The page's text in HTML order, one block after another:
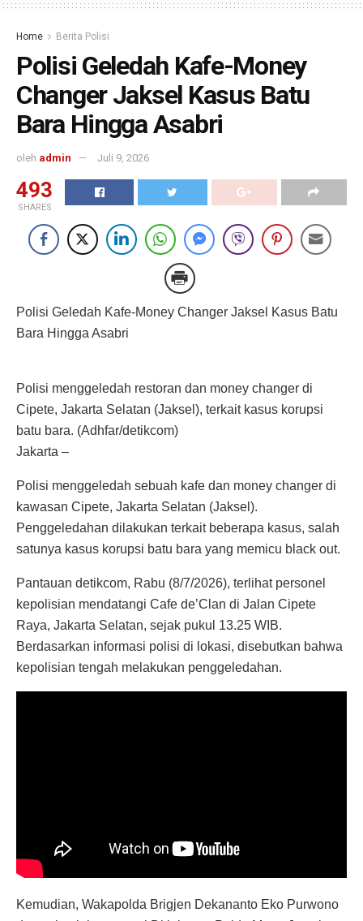
Home Berita Polisi
Polisi Geledah Kafe-Money
Changer Jaksel Kasus Batu
Bara Hingga Asabri
oleh admin Juli 9, 2026
493
SHARES
Polisi Geledah Kafe-Money Changer Jaksel Kasus Batu
Bara Hingga Asabri
Polisi menggeledah restoran dan money changer di
Cipete, Jakarta Selatan (Jaksel), terkait kasus korupsi
batu bara. (Adhfar/detikcom)
Jakarta –
Polisi menggeledah sebuah kafe dan money changer di
kawasan Cipete, Jakarta Selatan (Jaksel).
Penggeledahan dilakukan terkait beberapa kasus, salah
satunya kasus korupsi batu bara yang memicu black out.
Pantauan detikcom, Rabu (8/7/2026), terlihat personel
kepolisian mendatangi Cafe de’Clan di Jalan Cipete
Raya, Jakarta Selatan, sejak pukul 13.25 WIB.
Berdasarkan informasi polisi di lokasi, disebutkan bahwa
kepolisian tengah melakukan penggeledahan.
Kemudian, Wakapolda Brigjen Dekananto Eko Purwono